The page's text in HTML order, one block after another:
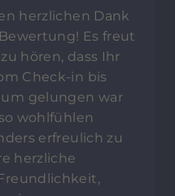
herzlichen Dank
Es freut
hören, dass Ihr
Check-in bis
gelungen war
wohlfühlen
erfreulich zu
herzliche